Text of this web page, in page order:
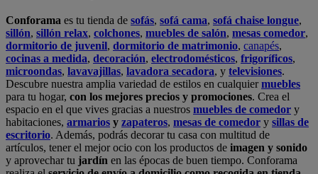
Conforama es tu tienda de sofás, sofá cama, sofá chaise longue,
sillón, sillón relax, colchones, muebles de salón, mesas comedor,
dormitorio de juvenil, dormitorio de matrimonio, canapés,
cocinas a medida, decoración, electrodomésticos, frigoríficos,
microondas, lavavajillas, lavadora secadora, y televisiones.
Descubre nuestra amplia variedad de estilos en cualquiermuebles
para tu hogar, con los mejores precios y promociones. Crea el
espacio en el que vives gracias a nuestros muebles de comedor y
habitaciones, armarios y zapateros, mesas de comedor y sillas de
escritorio. Además, podrás decorar tu casa con multitud de
artículos, tener el mejor ocio con los productos de imagen y sonido
y aprovechar tu jardín en las épocas de buen tiempo. Conforama